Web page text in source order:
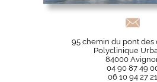
95 chemin du pont des
Polyclinique
84000
04 90 87 49
06 10 94 27 21